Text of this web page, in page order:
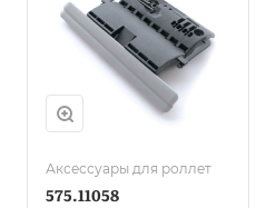
Аксессуары для роллет
575.11058